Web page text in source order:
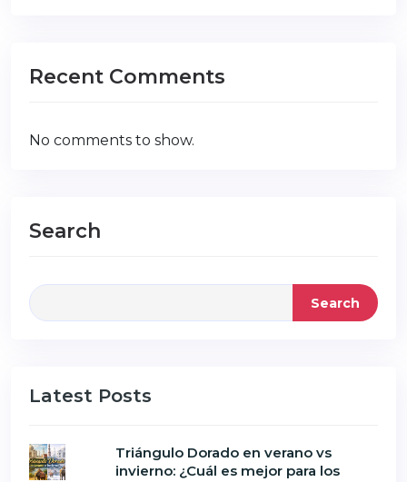
Recent Comments
No comments to show.
Search
Search
Latest Posts
Triángulo Dorado en verano vs
invierno: ¿Cuál es mejor para los